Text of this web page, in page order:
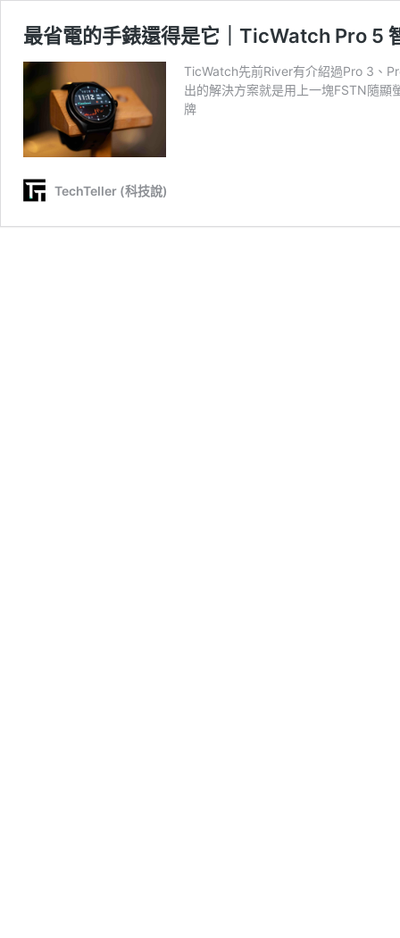
最省電的手錶還得是它｜TicWatch Pro 5
TicWatch先前River有介紹過Pro 3、
出的解決方案就是用上一塊FSTN隨
牌
TechTeller (科技說)